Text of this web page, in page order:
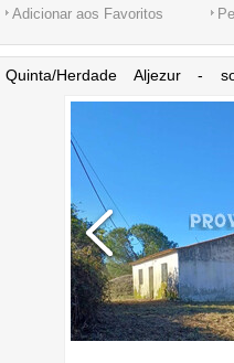
Adicionar aos Favoritos
Quinta/Herdade Aljezur -